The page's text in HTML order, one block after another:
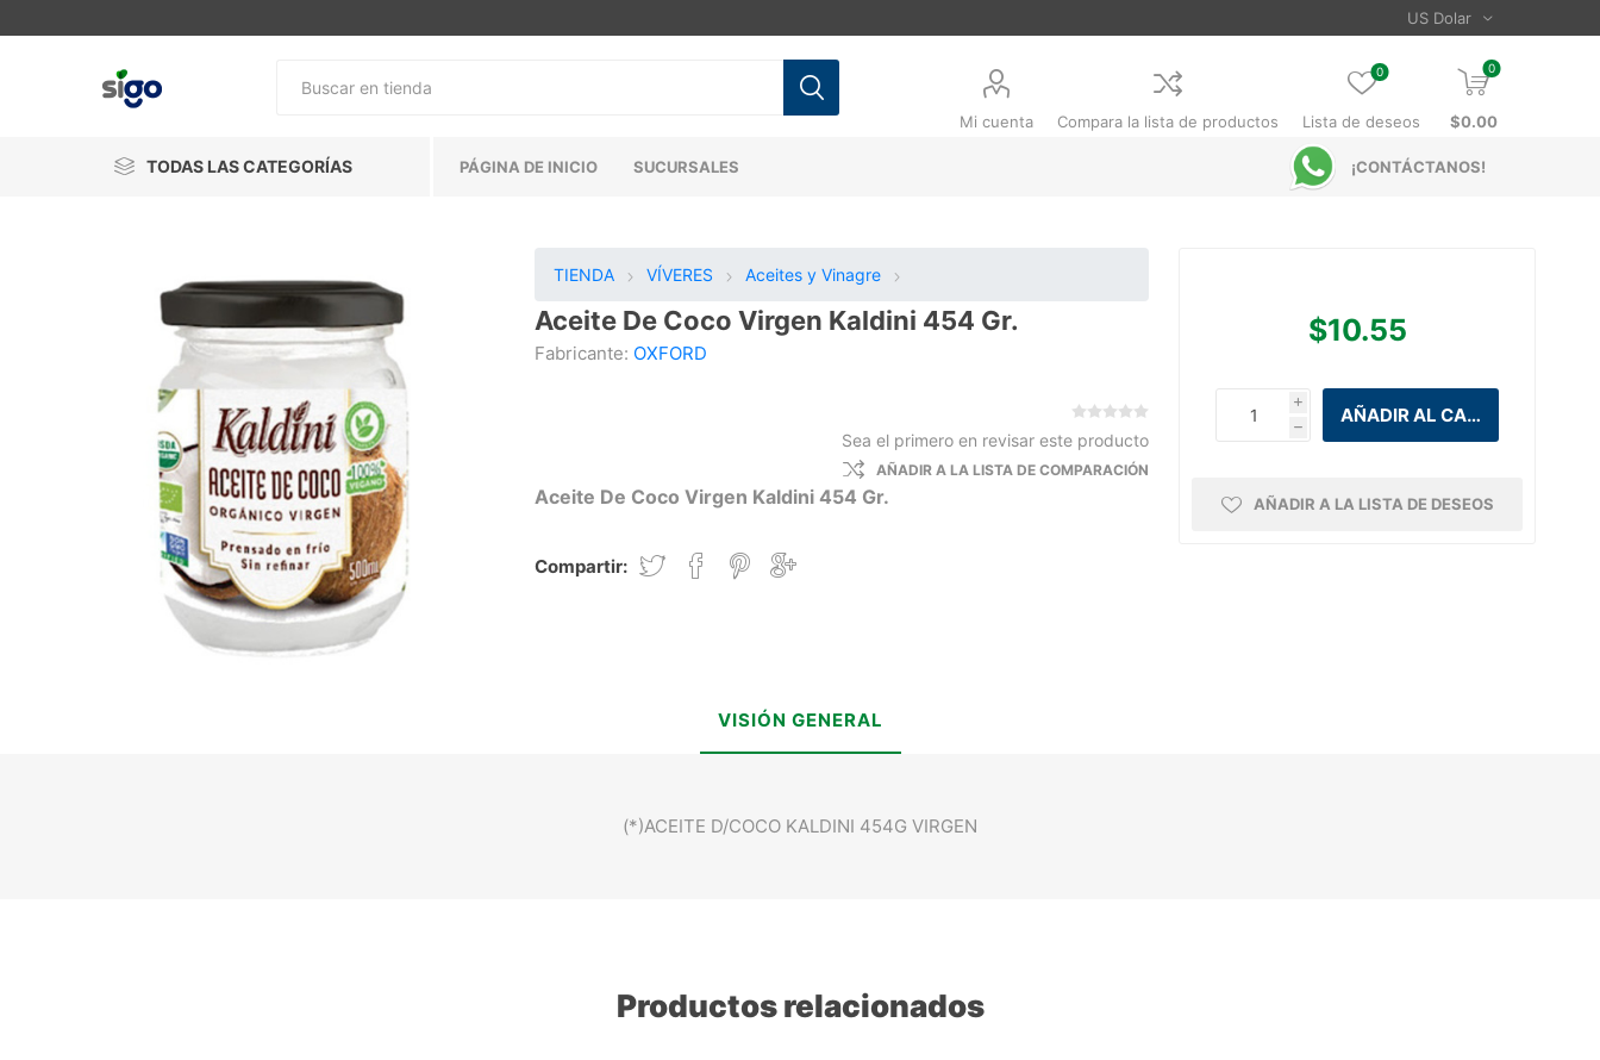
Mi cuenta Compara la lista de productos Lista de deseos
0 0
$0.00
TODAS LAS CATEGORÍAS PÁGINA DE INICIO SUCURSALES ¡CONTÁCTANOS!
TIENDA VÍVERES Aceites y Vinagre
Aceite De Coco Virgen Kaldini 454 Gr.
Fabricante: OXFORD
Sea el primero en revisar este producto
AÑADIR A LA LISTA DE COMPARACIÓN
Aceite De Coco Virgen Kaldini 454 Gr.
Compartir:
$10.55
i
h
AÑADIR A LA LISTA DE DESEOS
VISIÓN GENERAL
(*)ACEITE D/COCO KALDINI 454G VIRGEN
Productos relacionados